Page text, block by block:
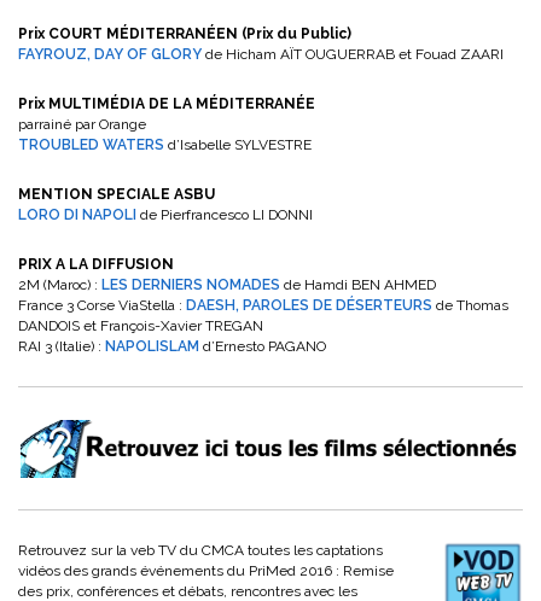
Prix COURT MÉDITERRANÉEN (Prix du Public)
FAYROUZ, DAY OF GLORY de Hicham AÏT OUGUERRAB et Fouad ZAARI
Prix MULTIMÉDIA DE LA MÉDITERRANÉE
parrainé par Orange
TROUBLED WATERS d’Isabelle SYLVESTRE
MENTION SPECIALE ASBU
LORO DI NAPOLI de Pierfrancesco LI DONNI
PRIX A LA DIFFUSION
2M (Maroc) : LES DERNIERS NOMADES de Hamdi BEN AHMED
France 3 Corse ViaStella : DAESH, PAROLES DE DÉSERTEURS de Thomas
DANDOIS et François-Xavier TREGAN
RAI 3 (Italie) : NAPOLISLAM d’Ernesto PAGANO
Retrouvez sur la veb TV du CMCA toutes les captations
vidéos des grands événements du PriMed 2016 : Remise
des prix, conférences et débats, rencontres avec les